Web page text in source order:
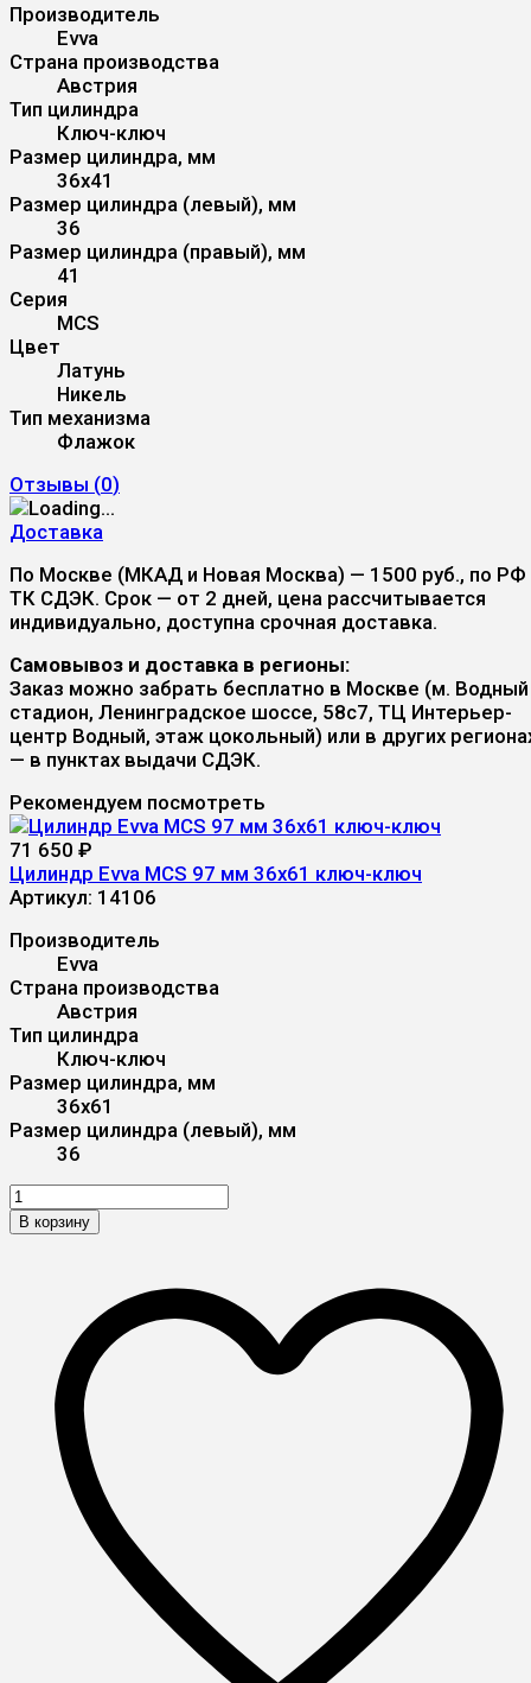
Производитель
Evva
Страна производства
Австрия
Тип цилиндра
Ключ-ключ
Размер цилиндра, мм
36x41
Размер цилиндра (левый), мм
36
Размер цилиндра (правый), мм
41
Серия
MCS
Цвет
Латунь
Никель
Тип механизма
Флажок
Отзывы (0)
Доставка
По Москве (МКАД и Новая Москва) — 1500 руб., по
ТК СДЭК. Срок — от 2 дней, цена рассчитывается
индивидуально, доступна срочная доставка.
Самовывоз и доставка в регионы:
Заказ можно забрать бесплатно в Москве (м. Водный
стадион, Ленинградское шоссе, 58с7, ТЦ Интерьер-
центр Водный, этаж цокольный) или в других
— в пунктах выдачи СДЭК.
Рекомендуем посмотреть
71 650 ₽
Цилиндр Evva MCS 97 мм 36x61 ключ-ключ
Артикул: 14106
Производитель
Evva
Страна производства
Австрия
Тип цилиндра
Ключ-ключ
Размер цилиндра, мм
36x61
Размер цилиндра (левый), мм
36
В корзину